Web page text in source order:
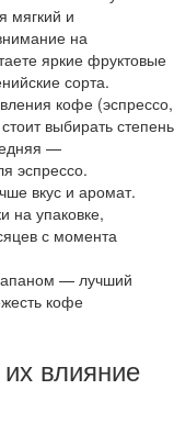
мягкий и
на
яркие фруктовые
сорта.
кофе (эспрессо,
выбирать степень
—
эспрессо.
вкус и аромат.
на упаковке,
с момента
— лучший
кофе
влияние